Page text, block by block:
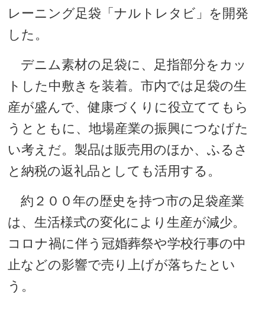
レーニング足袋「ナルトレタビ」を開発
した。
デニム素材の足袋に、足指部分をカッ
トした中敷きを装着。市内では足袋の生
産が盛んで、健康づくりに役立ててもら
うとともに、地場産業の振興につなげた
い考えだ。製品は販売用のほか、ふるさ
と納税の返礼品としても活用する。
約２００年の歴史を持つ市の足袋産業
は、生活様式の変化により生産が減少。
コロナ禍に伴う冠婚葬祭や学校行事の中
止などの影響で売り上げが落ちたとい
う。